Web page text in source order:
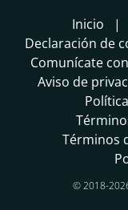
Inicio
Declaración de
Comunícate
Aviso de
Términos
© 2018-